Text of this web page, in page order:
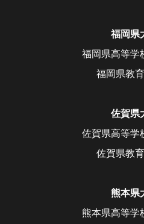
福岡県
福岡県高等学
福岡県教
佐賀県
佐賀県高等学
佐賀県教
熊本県
熊本県高等学